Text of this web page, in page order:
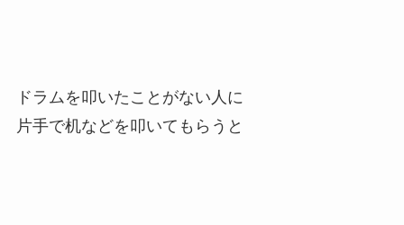
ドラムを叩いたことがない人に
片手で机などを叩いてもらうと